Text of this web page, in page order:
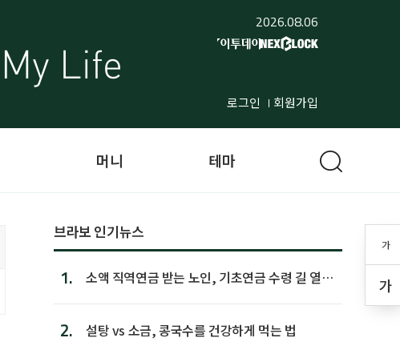
2026.08.06
로그인 회원가입
가
가
머니 테마
브라보 인기뉴스
1.
소액 직역연금 받는 노인, 기초연금 수령 길 열린
2. 설탕 vs 소금, 콩국수를 건강하게 먹는 법